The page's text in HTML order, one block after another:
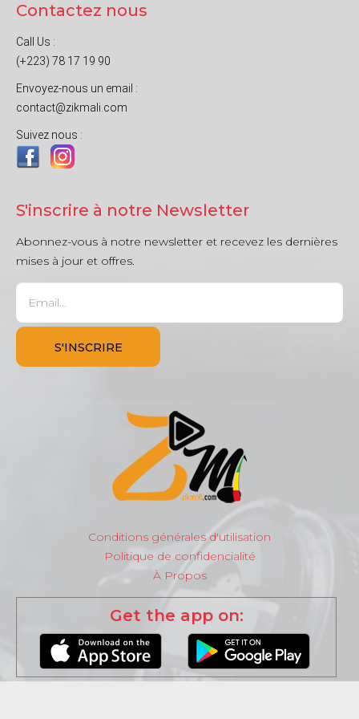
Contactez nous
Call Us :
(+223) 78 17 19 90
Envoyez-nous un email :
contact@zikmali.com
Suivez nous :
S'inscrire à notre Newsletter
Abonnez-vous à notre newsletter et recevez les dernières
mises à jour et offres.
Conditions générales d'utilisation
Politique de confidencialité
À Propos
Get the app on: